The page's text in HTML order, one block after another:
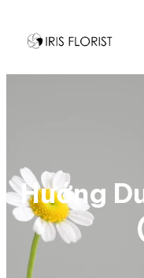
Hướng